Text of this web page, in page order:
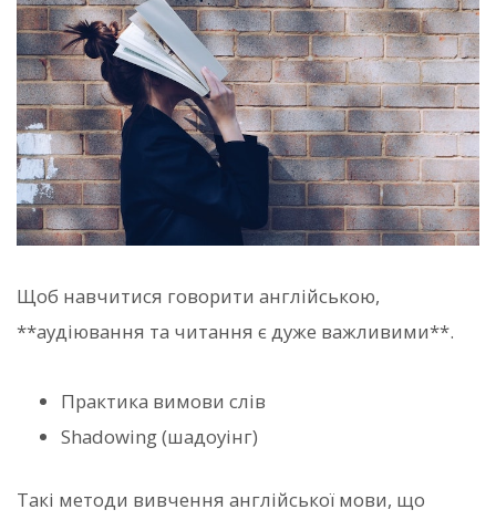
Щоб навчитися говорити англійською,
**аудіювання та читання є дуже важливими**.
Практика вимови слів
Shadowing (шадоуінг)
Такі методи вивчення англійської мови, що